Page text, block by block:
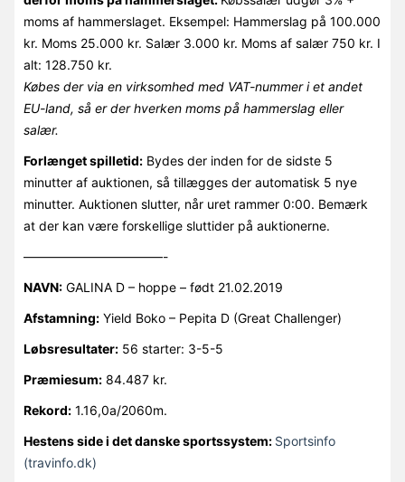
moms af hammerslaget. Eksempel: Hammerslag på 100.000
kr. Moms 25.000 kr. Salær 3.000 kr. Moms af salær 750 kr. I
alt: 128.750 kr.
Købes der via en virksomhed med VAT-nummer i et andet
EU-land, så er der hverken moms på hammerslag eller
salær.
Forlænget spilletid:Bydes der inden for de sidste 5
minutter af auktionen, så tillægges der automatisk 5 nye
minutter. Auktionen slutter, når uret rammer 0:00. Bemærk
at der kan være forskellige sluttider på auktionerne.
———————————-
NAVN:GALINA D – hoppe – født 21.02.2019
Afstamning:Yield Boko – Pepita D (Great Challenger)
Løbsresultater:56 starter: 3-5-5
Præmiesum:84.487 kr.
Rekord:1.16,0a/2060m.
Hestens side i det danske sportssystem: Sportsinfo
(travinfo.dk)